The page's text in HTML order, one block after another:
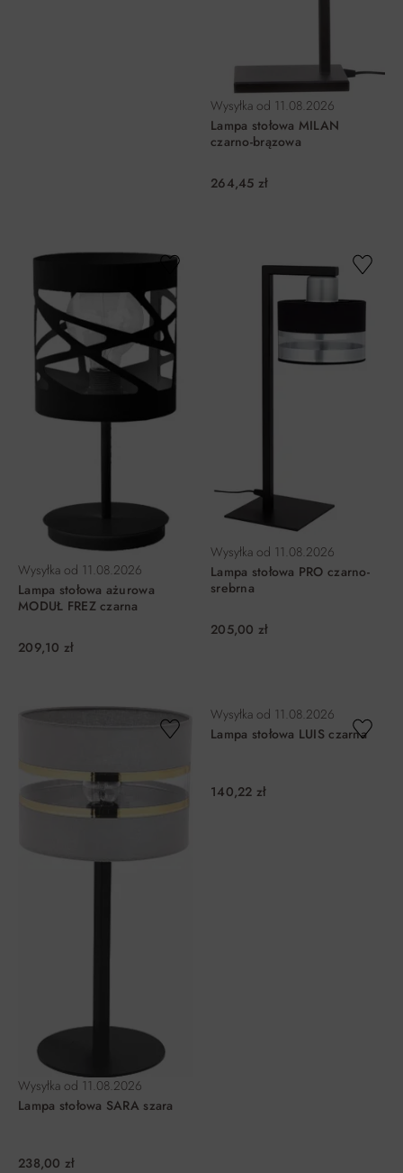
Wysyłka od 11.08.2026
Lampa stołowa MILAN
czarno-brązowa
264,45 zł
Wysyłka od 11.08.2026
Lampa stołowa ażurowa
MODUŁ FREZ czarna
209,10 zł
Wysyłka od 11.08.2026
Lampa stołowa PRO czarno-
srebrna
205,00 zł
Wysyłka od 11.08.2026
Lampa stołowa SARA szara
238,00 zł
Wysyłka od 11.08.2026
Lampa stołowa LUIS czarna
140,22 zł